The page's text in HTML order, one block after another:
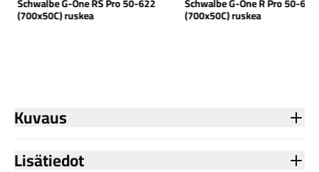
(700x50C) ruskea (700x50C) ruskea
Kuvaus
Lisätiedot